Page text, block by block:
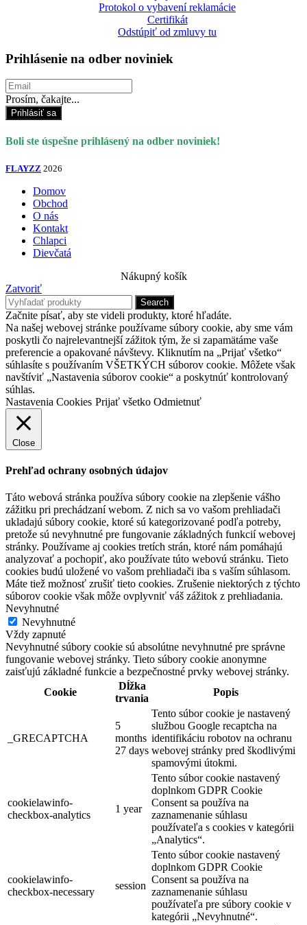
Protokol o vybavení reklamácie
Certifikát
Odstúpiť od zmluvy tu
Prihlásenie na odber noviniek
Prosím, čakajte...
Prihlásiť sa
Boli ste úspešne prihlásený na odber noviniek!
FLAYZZ 2026
Domov
Obchod
O nás
Kontakt
Chlapci
Dievčatá
Nákupný košík
Zatvoriť
Search
Začnite písať, aby ste videli produkty, ktoré hľadáte.
Na našej webovej stránke používame súbory cookie, aby sme vám
poskytli čo najrelevantnejší zážitok tým, že si zapamätáme vaše
preferencie a opakované návštevy. Kliknutím na „Prijať všetko“
súhlasíte s používaním VŠETKÝCH súborov cookie. Môžete však
navštíviť „Nastavenia súborov cookie“ a poskytnúť kontrolovaný
súhlas.
Nastavenia Cookies Prijať všetko Odmietnuť
Close
Prehľad ochrany osobných údajov
Táto webová stránka používa súbory cookie na zlepšenie vášho
zážitku pri prechádzaní webom. Z nich sa vo vašom prehliadači
ukladajú súbory cookie, ktoré sú kategorizované podľa potreby,
pretože sú nevyhnutné pre fungovanie základných funkcií webovej
stránky. Používame aj cookies tretích strán, ktoré nám pomáhajú
analyzovať a pochopiť, ako používate túto webovú stránku. Tieto
cookies budú uložené vo vašom prehliadači iba s vaším súhlasom.
Máte tiež možnosť zrušiť tieto cookies. Zrušenie niektorých z týchto
súborov cookie však môže ovplyvniť váš zážitok z prehliadania.
Nevyhnutné
Nevyhnutné
Vždy zapnuté
Nevyhnutné súbory cookie sú absolútne nevyhnutné pre správne
fungovanie webovej stránky. Tieto súbory cookie anonymne
zaisťujú základné funkcie a bezpečnostné prvky webovej stránky.
Cookie
Dĺžka
trvania
Popis
_GRECAPTCHA
5
months
27 days
Tento súbor cookie je nastavený
službou Google recaptcha na
identifikáciu robotov na ochranu
webovej stránky pred škodlivými
spamovými útokmi.
cookielawinfo-
checkbox-analytics
1 year
Tento súbor cookie nastavený
doplnkom GDPR Cookie
Consent sa používa na
zaznamenanie súhlasu
používateľa s cookies v kategórii
„Analytics“.
cookielawinfo-
checkbox-necessary
session
Tento súbor cookie nastavený
doplnkom GDPR Cookie
Consent sa používa na
zaznamenanie súhlasu
používateľa pre súbory cookie v
kategórii „Nevyhnutné“.